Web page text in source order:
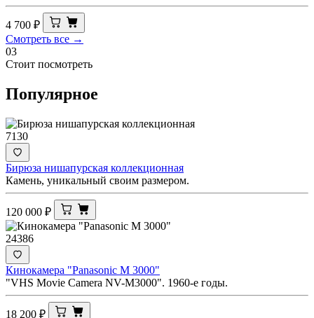
4 700 ₽
Смотреть все →
03
Стоит посмотреть
Популярное
7130
Бирюза нишапурская коллекционная
Камень, уникальный своим размером.
120 000 ₽
24386
Кинокамера "Panasonic M 3000"
"VHS Movie Camera NV-M3000". 1960-е годы.
18 200 ₽